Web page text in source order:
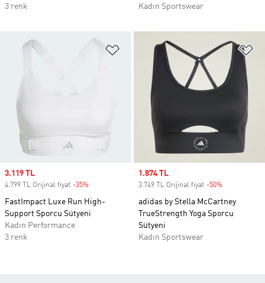
3 renk
Kadın Sportswear
Favori Listesine Ekle
Sale price
3.119 TL
4.799 TL Orijinal fiyat -35%
FastImpact Luxe Run High-
Support Sporcu Sütyeni
Kadın Performance
3 renk
Sale price
1.874 TL
3.749 TL Orijinal fiyat -50%
adidas by Stella McCartney
TrueStrength Yoga Sporcu
Sütyeni
Kadın Sportswear